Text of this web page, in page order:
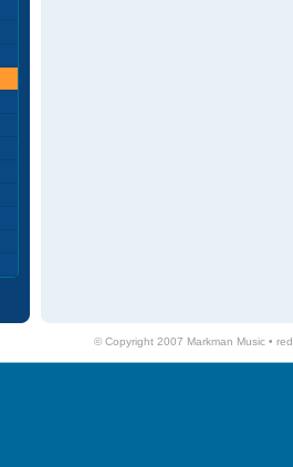
© Copyright 2007 Markman Music •